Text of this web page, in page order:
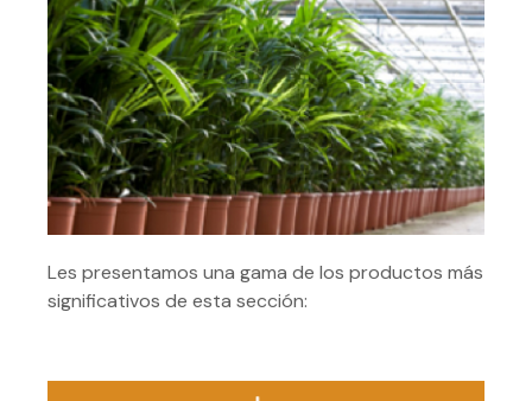
Les presentamos una gama de los productos más
significativos de esta sección: